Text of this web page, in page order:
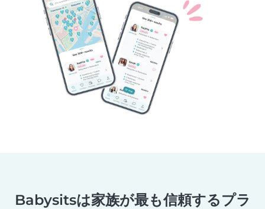
Babysitsは家族が最も信頼するプラ